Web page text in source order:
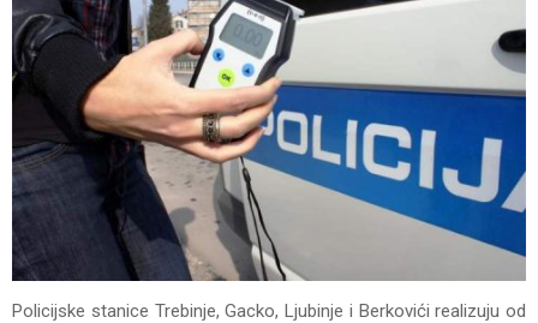
Policijske stanice Trebinje, Gacko, Ljubinje i Berkovići realizuju od